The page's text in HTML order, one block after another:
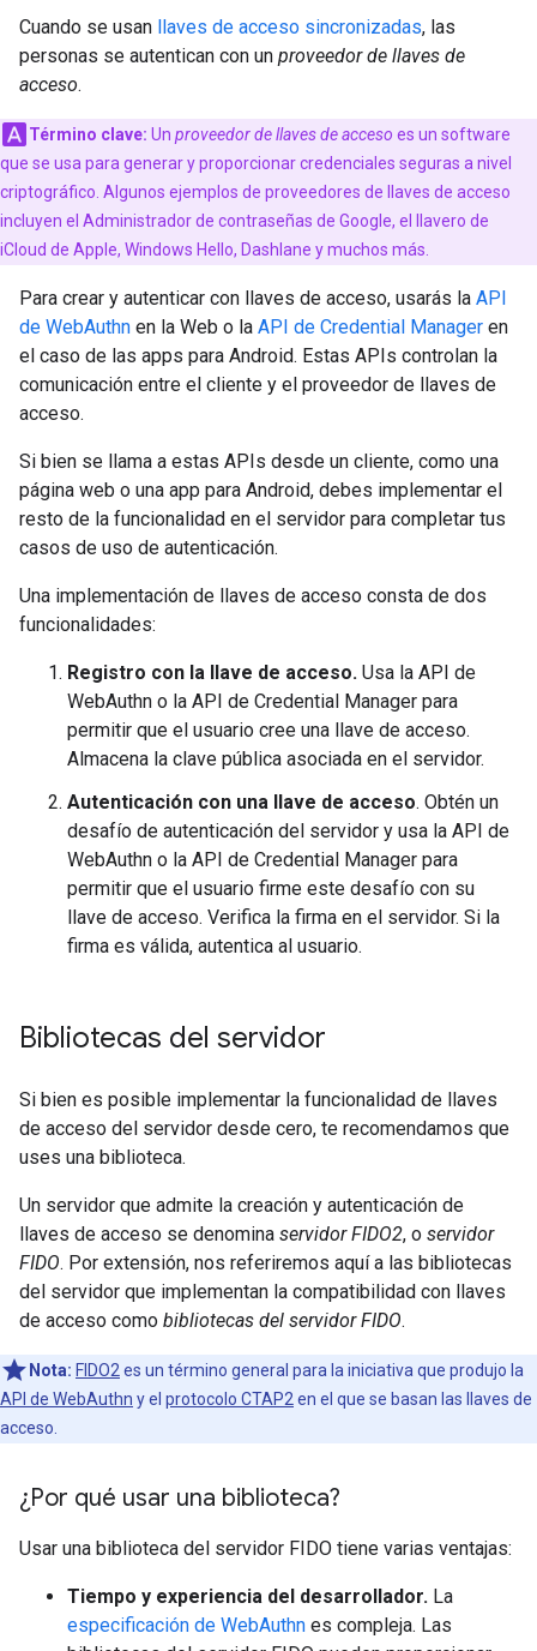
Cuando se usan llaves de acceso sincronizadas, las
personas se autentican con un proveedor de llaves de
acceso.
Término clave: Un proveedor de llaves de acceso es un software
que se usa para generar y proporcionar credenciales seguras a nivel
criptográfico. Algunos ejemplos de proveedores de llaves de acceso
incluyen el Administrador de contraseñas de Google, el llavero de
iCloud de Apple, Windows Hello, Dashlane y muchos más.
Para crear y autenticar con llaves de acceso, usarás la API
de WebAuthn en la Web o la API de Credential Manager en
el caso de las apps para Android. Estas APIs controlan la
comunicación entre el cliente y el proveedor de llaves de
acceso.
Si bien se llama a estas APIs desde un cliente, como una
página web o una app para Android, debes implementar el
resto de la funcionalidad en el servidor para completar tus
casos de uso de autenticación.
Una implementación de llaves de acceso consta de dos
funcionalidades:
Registro con la llave de acceso. Usa la API de
WebAuthn o la API de Credential Manager para
permitir que el usuario cree una llave de acceso.
Almacena la clave pública asociada en el servidor.
Autenticación con una llave de acceso. Obtén un
desafío de autenticación del servidor y usa la API de
WebAuthn o la API de Credential Manager para
permitir que el usuario firme este desafío con su
llave de acceso. Verifica la firma en el servidor. Si la
firma es válida, autentica al usuario.
Bibliotecas del servidor
Si bien es posible implementar la funcionalidad de llaves
de acceso del servidor desde cero, te recomendamos que
uses una biblioteca.
Un servidor que admite la creación y autenticación de
llaves de acceso se denomina servidor FIDO2, o servidor
FIDO. Por extensión, nos referiremos aquí a las bibliotecas
del servidor que implementan la compatibilidad con llaves
de acceso como bibliotecas del servidor FIDO.
Nota: FIDO2 es un término general para la iniciativa que produjo la
API de WebAuthn y el protocolo CTAP2 en el que se basan las llaves de
acceso.
¿Por qué usar una biblioteca?
Usar una biblioteca del servidor FIDO tiene varias ventajas:
Tiempo y experiencia del desarrollador. La
especificación de WebAuthn es compleja. Las